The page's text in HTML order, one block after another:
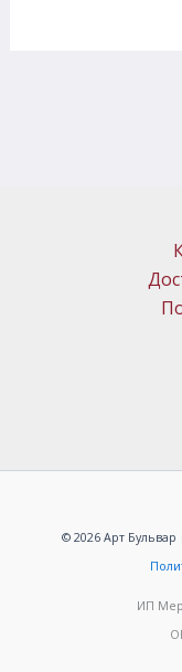
© 2026 Арт
ИП